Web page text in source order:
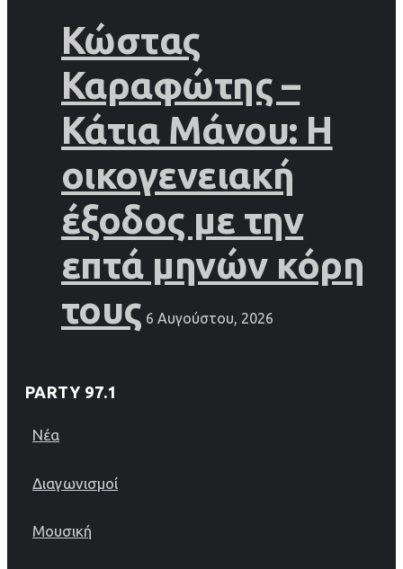
Κώστας
Καραφώτης –
Κάτια Μάνου: Η
οικογενειακή
έξοδος με την
επτά μηνών κόρη
τους 6 Αυγούστου, 2026
PARTY 97.1
Νέα
Διαγωνισμοί
Μουσική